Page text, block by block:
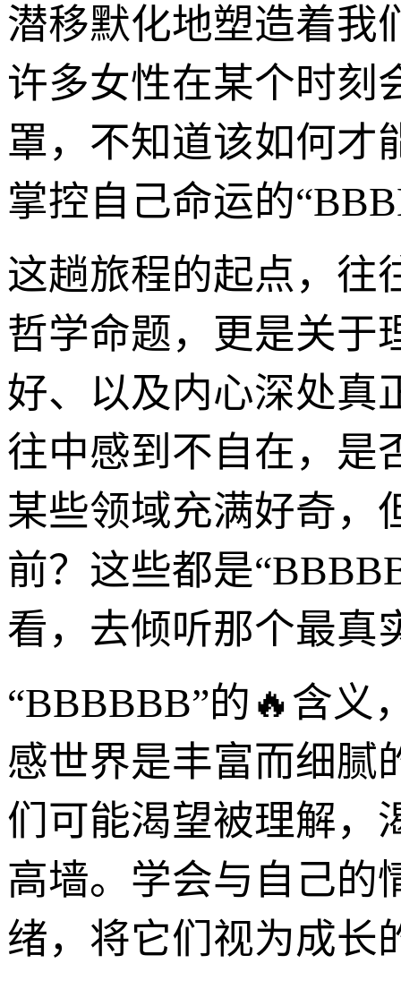
潜移默化地塑造着我
许多女性在某个时刻
罩，不知道该如何才
掌控自己命运的
这趟旅程的起点，往
哲学命题，更是关于
好、以及内心深处真
往中感到不自在，是
某些领域充满好奇，
前？这些都是
看，去倾听那个最真
“BBBBBB”的🔥含义
感世界是丰富而细腻
们可能渴望被理解，
高墙。学会与自己的
绪，将它们视为成长